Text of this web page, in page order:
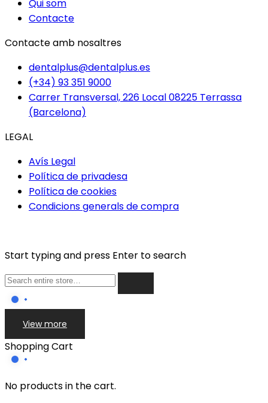
Qui som
Contacte
Contacte amb nosaltres
dentalplus@dentalplus.es
(+34) 93 351 9000
Carrer Transversal, 226 Local 08225 Terrassa
(Barcelona)
LEGAL
Avís Legal
Política de privadesa
Política de cookies
Condicions generals de compra
Start typing and press Enter to search
View more
Shopping Cart
No products in the cart.